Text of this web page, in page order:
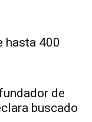
hasta 400
de
buscado